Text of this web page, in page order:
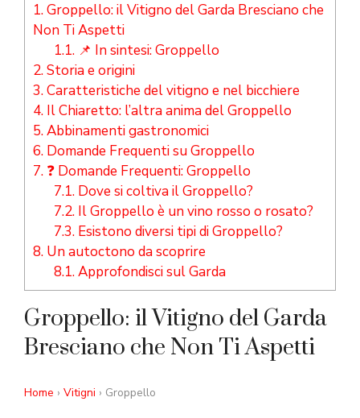
1.Groppello: il Vitigno del Garda Bresciano che
Non Ti Aspetti
1.1.📌 In sintesi: Groppello
2.Storia e origini
3.Caratteristiche del vitigno e nel bicchiere
4. Il Chiaretto: l’altra anima del Groppello
5.Abbinamenti gastronomici
6. Domande Frequenti su Groppello
7. ❓ Domande Frequenti: Groppello
7.1.Dove si coltiva il Groppello?
7.2.Il Groppello è un vino rosso o rosato?
7.3.Esistono diversi tipi di Groppello?
8. Un autoctono da scoprire
8.1.Approfondisci sul Garda
Groppello: il Vitigno del Garda
Bresciano che Non Ti Aspetti
Home › Vitigni › Groppello